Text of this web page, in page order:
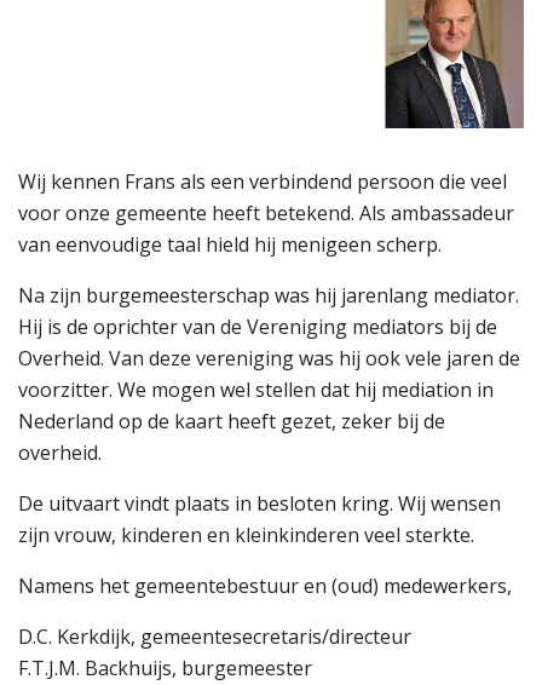
Wij kennen Frans als een verbindend persoon die veel
voor onze gemeente heeft betekend. Als ambassadeur
van eenvoudige taal hield hij menigeen scherp.
Na zijn burgemeesterschap was hij jarenlang mediator.
Hij is de oprichter van de Vereniging mediators bij de
Overheid. Van deze vereniging was hij ook vele jaren de
voorzitter. We mogen wel stellen dat hij mediation in
Nederland op de kaart heeft gezet, zeker bij de
overheid.
De uitvaart vindt plaats in besloten kring. Wij wensen
zijn vrouw, kinderen en kleinkinderen veel sterkte.
Namens het gemeentebestuur en (oud) medewerkers,
D.C. Kerkdijk, gemeentesecretaris/directeur
F.T.J.M. Backhuijs, burgemeester